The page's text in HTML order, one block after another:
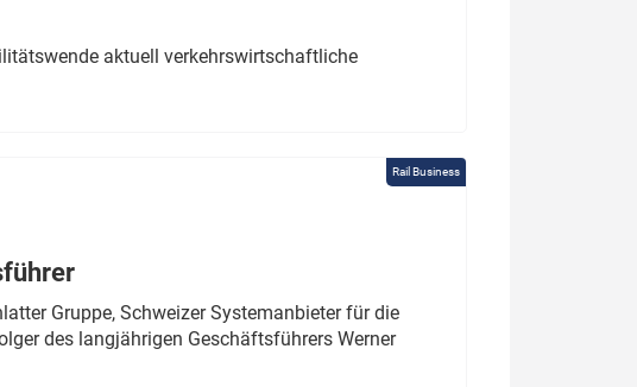
aktuell verkehrswirtschaftliche
Rail Business
Gruppe, Schweizer Systemanbieter für die
des langjährigen Geschäftsführers Werner